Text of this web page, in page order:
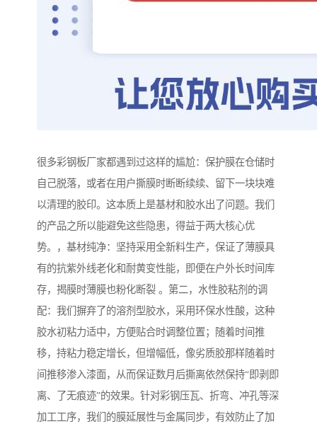
很多彩钢板厂家都遇到过这样的尴尬：保护膜在仓储时
自己脱落，或者在用户撕膜时断断续续、留下一块块难
以清理的胶印。这本质上是基材和胶水出了问题。我们
的产品之所以能避免这些隐患，得益于两大核心优
势。，基材纯净：坚持采用全新料生产，保证了薄膜具
有的抗紫外线老化和耐黄变性能，即便在户外长时间库
存，揭膜时薄膜也粉化断裂 。第二，水性胶粘剂的调
配：我们摒弃了的溶剂型胶水，采用环保水性酸，这种
胶水初粘力适中，方便贴合时调整位置；随着时间推
移，持粘力稳定增长，但增幅低，像劣质胶那样随着时
间推移渗入漆面，从而保证数月后撕离依然保持“即剥即
离、了无痕迹”的效果。针对彩钢压瓦、折弯、冲孔等深
加工工序，我们的膜延展性与金属同步，有效防止了加